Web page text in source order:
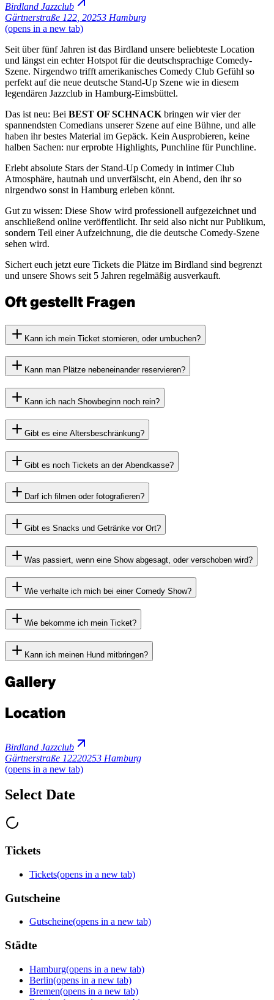
Birdland Jazzclub
Gärtnerstraße 122 20253 Hamburg
(opens in a new tab)
Seit über fünf Jahren ist das Birdland unsere beliebteste Location
und längst ein echter Hotspot für die deutschsprachige Comedy-
Szene. Nirgendwo trifft amerikanisches Comedy Club Gefühl so
perfekt auf die neue deutsche Stand-Up Szene wie in diesem
legendären Jazzclub in Hamburg-Eimsbüttel.
Das ist neu: Bei BEST OF SCHNACK bringen wir vier der
spannendsten Comedians unserer Szene auf eine Bühne, und alle
haben ihr bestes Material im Gepäck. Kein Ausprobieren, keine
halben Sachen: nur erprobte Highlights, Punchline für Punchline.
Erlebt absolute Stars der Stand-Up Comedy in intimer Club
Atmosphäre, hautnah und unverfälscht, ein Abend, den ihr so
nirgendwo sonst in Hamburg erleben könnt.
Gut zu wissen: Diese Show wird professionell aufgezeichnet und
anschließend online veröffentlicht. Ihr seid also nicht nur Publikum,
sondern Teil einer Aufzeichnung, die die deutsche Comedy-Szene
sehen wird.
Sichert euch jetzt eure Tickets die Plätze im Birdland sind begrenzt
und unsere Shows seit 5 Jahren regelmäßig ausverkauft.
Oft gestellt Fragen
Kann ich mein Ticket stornieren, oder umbuchen?
Kann man Plätze nebeneinander reservieren?
Kann ich nach Showbeginn noch rein?
Gibt es eine Altersbeschränkung?
Gibt es noch Tickets an der Abendkasse?
Darf ich filmen oder fotografieren?
Gibt es Snacks und Getränke vor Ort?
Was passiert, wenn eine Show abgesagt, oder verschoben wird?
Wie verhalte ich mich bei einer Comedy Show?
Wie bekomme ich mein Ticket?
Kann ich meinen Hund mitbringen?
Gallery
Location
Birdland Jazzclub
Gärtnerstraße 12220253 Hamburg
(opens in a new tab)
Select Date
Tickets
Tickets(opens in a new tab)
Gutscheine
Gutscheine(opens in a new tab)
Städte
Hamburg(opens in a new tab)
Berlin(opens in a new tab)
Bremen(opens in a new tab)